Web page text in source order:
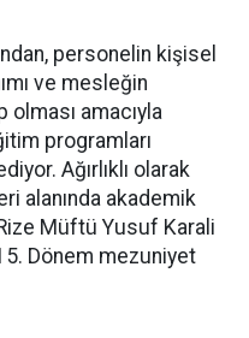
personelin kişisel
ve mesleğin
amacıyla
programları
Ağırlıklı olarak
alanında akademik
Müftü Yusuf Karali
Dönem mezuniyet